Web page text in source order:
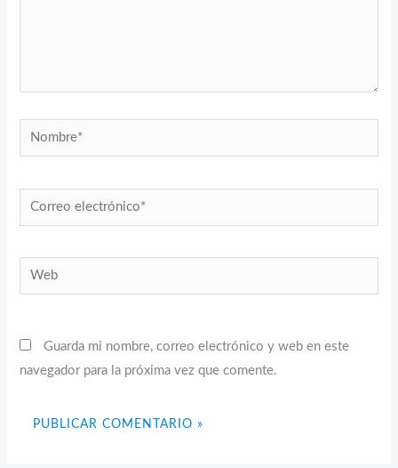
Nombre*
Correo
electrónico*
Web
Guarda mi nombre, correo electrónico y web en este
navegador para la próxima vez que comente.